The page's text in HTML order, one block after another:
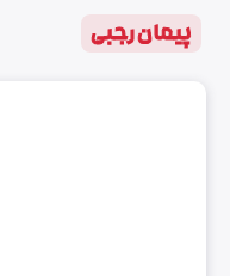
پیمان رجبی